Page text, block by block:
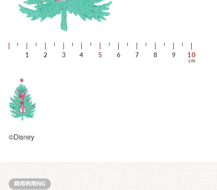
©Disney